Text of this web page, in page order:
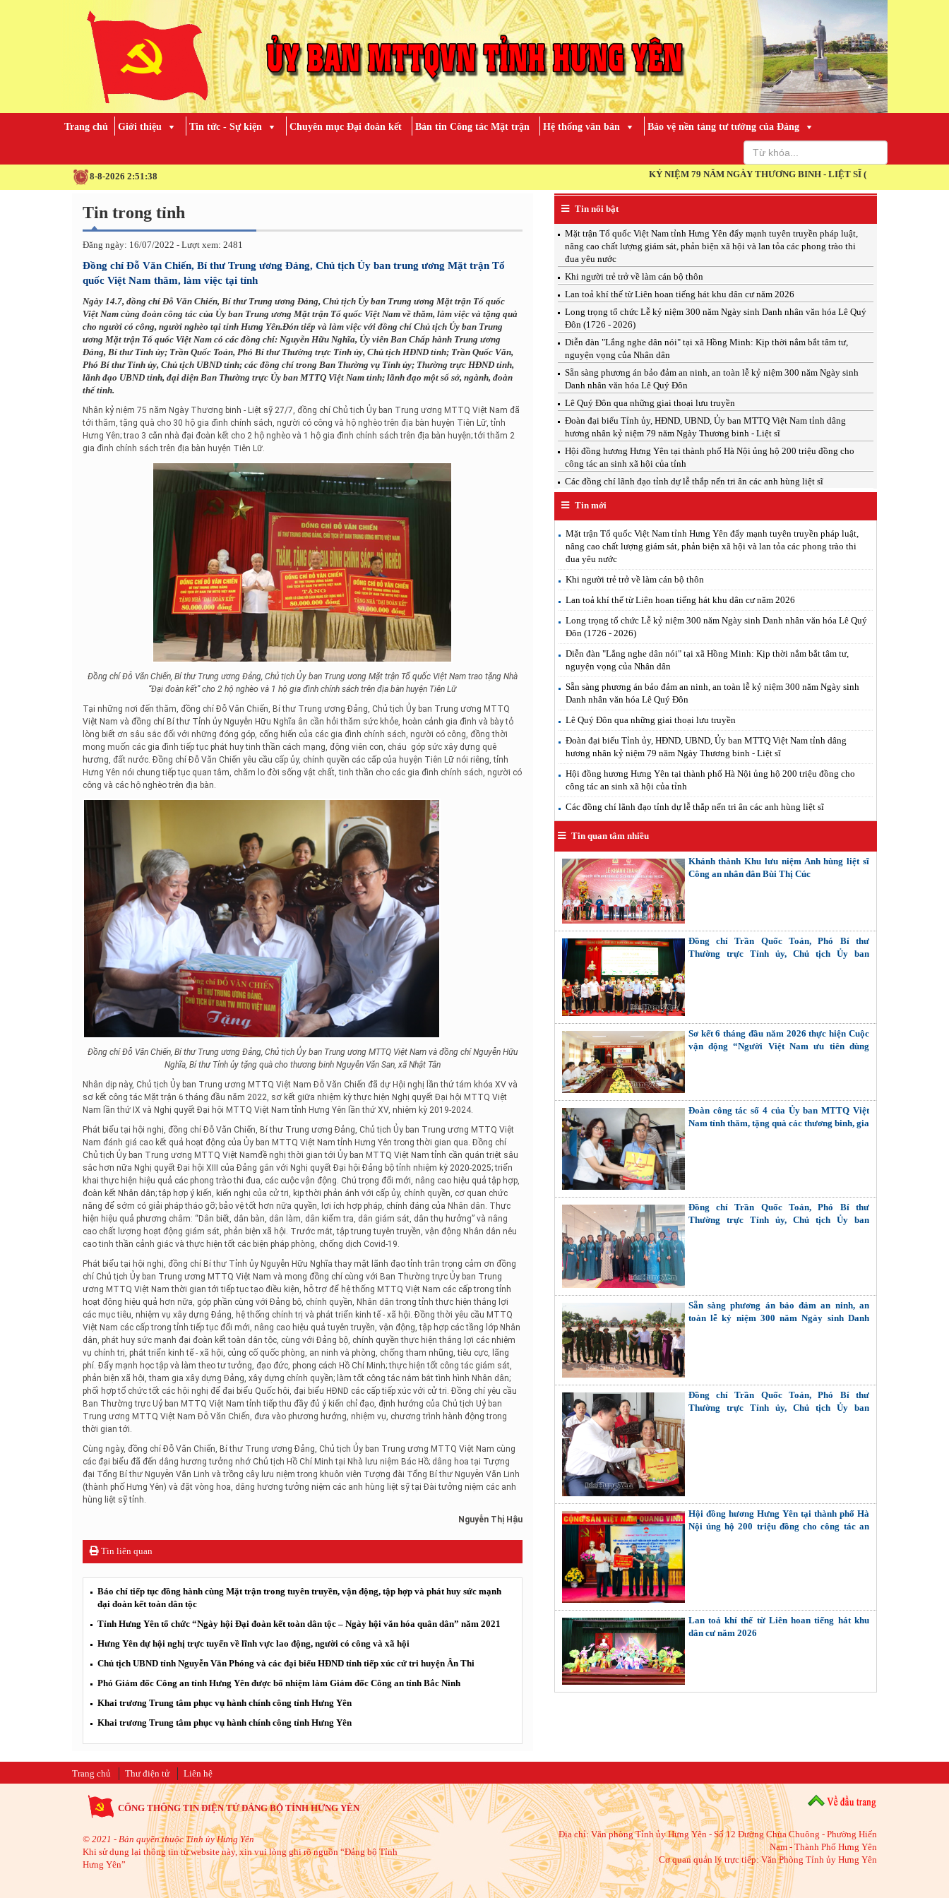
Trang chủ Giới thiệu Tin tức - Sự kiện Chuyên mục Đại đoàn kết Bản tin Công tác Mặt trận Hệ thống văn bản Bảo vệ nền tảng tư tưởng của Đảng
8-8-2026 2:51:39 KỶ NIỆM 79 NĂM NGÀY THƯƠNG BINH - LIỆT SĨ (27/7/1947 - 27/7/2026)
Tin trong tỉnh
Đăng ngày: 16/07/2022 - Lượt xem: 2481
Đồng chí Đỗ Văn Chiến, Bí thư Trung ương Đảng, Chủ tịch Ủy ban trung ương Mặt trận Tổ
quốc Việt Nam thăm, làm việc tại tỉnh
Ngày 14.7, đồng chí Đỗ Văn Chiến, Bí thư Trung ương Đảng, Chủ tịch Ủy ban Trung ương Mặt trận Tổ quốc
Việt Nam cùng đoàn công tác của Ủy ban Trung ương Mặt trận Tổ quốc Việt Nam về thăm, làm việc và tặng quà
cho người có công, người nghèo tại tỉnh Hưng Yên.Đón tiếp và làm việc với đồng chí Chủ tịch Ủy ban Trung
ương Mặt trận Tổ quốc Việt Nam có các đồng chí: Nguyễn Hữu Nghĩa, Ủy viên Ban Chấp hành Trung ương
Đảng, Bí thư Tỉnh ủy; Trần Quốc Toản, Phó Bí thư Thường trực Tỉnh ủy, Chủ tịch HĐND tỉnh; Trần Quốc Văn,
Phó Bí thư Tỉnh ủy, Chủ tịch UBND tỉnh; các đồng chí trong Ban Thường vụ Tỉnh ủy; Thường trực HĐND tỉnh,
lãnh đạo UBND tỉnh, đại diện Ban Thường trực Ủy ban MTTQ Việt Nam tỉnh; lãnh đạo một số sở, ngành, đoàn
thể tỉnh.
Nhân kỷ niệm 75 năm Ngày Thương binh - Liệt sỹ 27/7, đồng chí Chủ tịch Ủy ban Trung ương MTTQ Việt Nam đã
tới thăm, tặng quà cho 30 hộ gia đình chính sách, người có công và hộ nghèo trên địa bàn huyện Tiên Lữ, tỉnh
Hưng Yên; trao 3 căn nhà đại đoàn kết cho 2 hộ nghèo và 1 hộ gia đình chính sách trên địa bàn huyện; tới thăm 2
gia đình chính sách trên địa bàn huyện Tiên Lữ.
Đồng chí Đỗ Văn Chiến, Bí thư Trung ương Đảng, Chủ tịch Ủy ban Trung ương Mặt trận Tổ quốc Việt Nam trao tặng Nhà
“Đại đoàn kết” cho 2 hộ nghèo và 1 hộ gia đình chính sách trên địa bàn huyện Tiên Lữ
Tại những nơi đến thăm, đồng chí Đỗ Văn Chiến, Bí thư Trung ương Đảng, Chủ tịch Ủy ban Trung ương MTTQ
Việt Nam và đồng chí Bí thư Tỉnh ủy Nguyễn Hữu Nghĩa ân cần hỏi thăm sức khỏe, hoàn cảnh gia đình và bày tỏ
lòng biết ơn sâu sắc đối với những đóng góp, cống hiến của các gia đình chính sách, người có công, đồng thời
mong muốn các gia đình tiếp tục phát huy tinh thần cách mạng, động viên con, cháu góp sức xây dựng quê
hương, đất nước. Đồng chí Đỗ Văn Chiến yêu cầu cấp ủy, chính quyền các cấp của huyện Tiên Lữ nói riêng, tỉnh
Hưng Yên nói chung tiếp tục quan tâm, chăm lo đời sống vật chất, tinh thần cho các gia đình chính sách, người có
công và các hộ nghèo trên địa bàn.
Đồng chí Đỗ Văn Chiến, Bí thư Trung ương Đảng, Chủ tịch Ủy ban Trung ương MTTQ Việt Nam và đồng chí Nguyễn Hữu
Nghĩa, Bí thư Tỉnh ủy tặng quà cho thương binh Nguyễn Văn San, xã Nhật Tân
Nhân dịp này, Chủ tịch Ủy ban Trung ương MTTQ Việt Nam Đỗ Văn Chiến đã dự Hội nghị lần thứ tám khóa XV và
sơ kết công tác Mặt trận 6 tháng đầu năm 2022, sơ kết giữa nhiệm kỳ thực hiện Nghị quyết Đại hội MTTQ Việt
Nam lần thứ IX và Nghị quyết Đại hội MTTQ Việt Nam tỉnh Hưng Yên lần thứ XV, nhiệm kỳ 2019-2024.
Phát biểu tại hội nghị, đồng chí Đỗ Văn Chiến, Bí thư Trung ương Đảng, Chủ tịch Ủy ban Trung ương MTTQ Việt
Nam đánh giá cao kết quả hoạt động của Ủy ban MTTQ Việt Nam tỉnh Hưng Yên trong thời gian qua. Đồng chí
Chủ tịch Ủy ban Trung ương MTTQ Việt Namđề nghị thời gian tới Ủy ban MTTQ Việt Nam tỉnh cần quán triệt sâu
sắc hơn nữa Nghị quyết Đại hội XIII của Đảng gắn với Nghị quyết Đại hội Đảng bộ tỉnh nhiệm kỳ 2020-2025; triển
khai thực hiện hiệu quả các phong trào thi đua, các cuộc vận động. Chú trọng đổi mới, nâng cao hiệu quả tập hợp,
đoàn kết Nhân dân; tập hợp ý kiến, kiến nghị của cử tri, kịp thời phản ánh với cấp ủy, chính quyền, cơ quan chức
năng để sớm có giải pháp tháo gỡ; bảo vệ tốt hơn nữa quyền, lợi ích hợp pháp, chính đáng của Nhân dân. Thực
hiện hiệu quả phương châm: “Dân biết, dân bàn, dân làm, dân kiểm tra, dân giám sát, dân thụ hưởng” và nâng
cao chất lượng hoạt động giám sát, phản biện xã hội. Trước mắt, tập trung tuyên truyền, vận động Nhân dân nêu
cao tinh thần cảnh giác và thực hiện tốt các biện pháp phòng, chống dịch Covid-19.
Phát biểu tại hội nghị, đồng chí Bí thư Tỉnh ủy Nguyễn Hữu Nghĩa thay mặt lãnh đạo tỉnh trân trọng cảm ơn đồng
chí Chủ tịch Ủy ban Trung ương MTTQ Việt Nam và mong đồng chí cùng với Ban Thường trực Ủy ban Trung
ương MTTQ Việt Nam thời gian tới tiếp tục tạo điều kiện, hỗ trợ để hệ thống MTTQ Việt Nam các cấp trong tỉnh
hoạt động hiệu quả hơn nữa, góp phần cùng với Đảng bộ, chính quyền, Nhân dân trong tỉnh thực hiện thắng lợi
các mục tiêu, nhiệm vụ xây dựng Đảng, hệ thống chính trị và phát triển kinh tế - xã hội. Đồng thời yêu cầu MTTQ
Việt Nam các cấp trong tỉnh tiếp tục đổi mới, nâng cao hiệu quả tuyên truyền, vận động, tập hợp các tầng lớp Nhân
dân, phát huy sức mạnh đại đoàn kết toàn dân tộc, cùng với Đảng bộ, chính quyền thực hiện thắng lợi các nhiệm
vụ chính trị, phát triển kinh tế - xã hội, củng cố quốc phòng, an ninh và phòng, chống tham nhũng, tiêu cực, lãng
phí. Đẩy mạnh học tập và làm theo tư tưởng, đạo đức, phong cách Hồ Chí Minh; thực hiện tốt công tác giám sát,
phản biện xã hội, tham gia xây dựng Đảng, xây dựng chính quyền; làm tốt công tác nắm bắt tình hình Nhân dân;
phối hợp tổ chức tốt các hội nghị để đại biểu Quốc hội, đại biểu HĐND các cấp tiếp xúc với cử tri. Đồng chí yêu cầu
Ban Thường trực Uỷ ban MTTQ Việt Nam tỉnh tiếp thu đầy đủ ý kiến chỉ đạo, định hướng của Chủ tịch Uỷ ban
Trung ương MTTQ Việt Nam Đỗ Văn Chiến, đưa vào phương hướng, nhiệm vụ, chương trình hành động trong
thời gian tới.
Cùng ngày, đồng chí Đỗ Văn Chiến, Bí thư Trung ương Đảng, Chủ tịch Ủy ban Trung ương MTTQ Việt Nam cùng
các đại biểu đã đến dâng hương tưởng nhớ Chủ tịch Hồ Chí Minh tại Nhà lưu niệm Bác Hồ; dâng hoa tại Tượng
đại Tổng Bí thư Nguyễn Văn Linh và trồng cây lưu niệm trong khuôn viên Tượng đài Tổng Bí thư Nguyễn Văn Linh
(thành phố Hưng Yên) và đặt vòng hoa, dâng hương tưởng niệm các anh hùng liệt sỹ tại Đài tưởng niệm các anh
hùng liệt sỹ tỉnh.
Nguyễn Thị Hậu
Tin liên quan
Báo chí tiếp tục đồng hành cùng Mặt trận trong tuyên truyền, vận động, tập hợp và phát huy sức mạnh
đại đoàn kết toàn dân tộc
Tỉnh Hưng Yên tổ chức “Ngày hội Đại đoàn kết toàn dân tộc – Ngày hội văn hóa quân dân” năm 2021
Hưng Yên dự hội nghị trực tuyến về lĩnh vực lao động, người có công và xã hội
Chủ tịch UBND tỉnh Nguyễn Văn Phóng và các đại biểu HĐND tỉnh tiếp xúc cử tri huyện Ân Thi
Phó Giám đốc Công an tỉnh Hưng Yên được bổ nhiệm làm Giám đốc Công an tỉnh Bắc Ninh
Khai trương Trung tâm phục vụ hành chính công tỉnh Hưng Yên
Khai trương Trung tâm phục vụ hành chính công tỉnh Hưng Yên
Tin nổi bật
Mặt trận Tổ quốc Việt Nam tỉnh Hưng Yên đẩy mạnh tuyên truyền pháp luật,
nâng cao chất lượng giám sát, phản biện xã hội và lan tỏa các phong trào thi
đua yêu nước
Khi người trẻ trở về làm cán bộ thôn
Lan toả khí thế từ Liên hoan tiếng hát khu dân cư năm 2026
Long trọng tổ chức Lễ kỷ niệm 300 năm Ngày sinh Danh nhân văn hóa Lê Quý
Đôn (1726 - 2026)
Diễn đàn "Lắng nghe dân nói" tại xã Hồng Minh: Kịp thời nắm bắt tâm tư,
nguyện vọng của Nhân dân
Sẵn sàng phương án bảo đảm an ninh, an toàn lễ kỷ niệm 300 năm Ngày sinh
Danh nhân văn hóa Lê Quý Đôn
Lê Quý Đôn qua những giai thoại lưu truyền
Đoàn đại biểu Tỉnh ủy, HĐND, UBND, Ủy ban MTTQ Việt Nam tỉnh dâng
hương nhân kỷ niệm 79 năm Ngày Thương binh - Liệt sĩ
Hội đồng hương Hưng Yên tại thành phố Hà Nội ủng hộ 200 triệu đồng cho
công tác an sinh xã hội của tỉnh
Các đồng chí lãnh đạo tỉnh dự lễ thắp nến tri ân các anh hùng liệt sĩ
Tin mới
Mặt trận Tổ quốc Việt Nam tỉnh Hưng Yên đẩy mạnh tuyên truyền pháp luật,
nâng cao chất lượng giám sát, phản biện xã hội và lan tỏa các phong trào thi
đua yêu nước
Khi người trẻ trở về làm cán bộ thôn
Lan toả khí thế từ Liên hoan tiếng hát khu dân cư năm 2026
Long trọng tổ chức Lễ kỷ niệm 300 năm Ngày sinh Danh nhân văn hóa Lê Quý
Đôn (1726 - 2026)
Diễn đàn "Lắng nghe dân nói" tại xã Hồng Minh: Kịp thời nắm bắt tâm tư,
nguyện vọng của Nhân dân
Sẵn sàng phương án bảo đảm an ninh, an toàn lễ kỷ niệm 300 năm Ngày sinh
Danh nhân văn hóa Lê Quý Đôn
Lê Quý Đôn qua những giai thoại lưu truyền
Đoàn đại biểu Tỉnh ủy, HĐND, UBND, Ủy ban MTTQ Việt Nam tỉnh dâng
hương nhân kỷ niệm 79 năm Ngày Thương binh - Liệt sĩ
Hội đồng hương Hưng Yên tại thành phố Hà Nội ủng hộ 200 triệu đồng cho
công tác an sinh xã hội của tỉnh
Các đồng chí lãnh đạo tỉnh dự lễ thắp nến tri ân các anh hùng liệt sĩ
Tin quan tâm nhiều
Khánh thành Khu lưu niệm Anh hùng liệt sĩ
Công an nhân dân Bùi Thị Cúc
Đồng chí Trần Quốc Toản, Phó Bí thư
Thường trực Tỉnh ủy, Chủ tịch Ủy ban
Sơ kết 6 tháng đầu năm 2026 thực hiện Cuộc
vận động “Người Việt Nam ưu tiên dùng
Đoàn công tác số 4 của Ủy ban MTTQ Việt
Nam tỉnh thăm, tặng quà các thương binh, gia
Đồng chí Trần Quốc Toản, Phó Bí thư
Thường trực Tỉnh ủy, Chủ tịch Ủy ban
Sẵn sàng phương án bảo đảm an ninh, an
toàn lễ kỷ niệm 300 năm Ngày sinh Danh
Đồng chí Trần Quốc Toản, Phó Bí thư
Thường trực Tỉnh ủy, Chủ tịch Ủy ban
Hội đồng hương Hưng Yên tại thành phố Hà
Nội ủng hộ 200 triệu đồng cho công tác an
Lan toả khí thế từ Liên hoan tiếng hát khu
dân cư năm 2026
Trang chủ Thư điện tử Liên hệ
CỔNG THÔNG TIN ĐIỆN TỬ ĐẢNG BỘ TỈNH HƯNG YÊN
© 2021 - Bản quyền thuộc Tỉnh ủy Hưng Yên
Khi sử dụng lại thông tin từ website này, xin vui lòng ghi rõ nguồn “Đảng bộ Tỉnh
Hưng Yên”
Địa chỉ:Văn phòng Tỉnh ủy Hưng Yên - Số 12 Đường Chùa Chuông - Phường Hiến
Nam - Thành Phố Hưng Yên
Cơ quan quản lý trực tiếp: Văn Phòng Tỉnh ủy Hưng Yên